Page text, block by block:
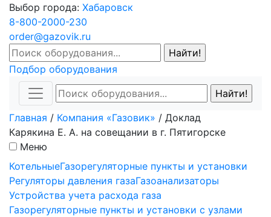
Выбор города: Хабаровск
8-800-2000-230
order@gazovik.ru
Подбор оборудования
Главная / Компания «Газовик» / Доклад
Карякина Е. А. на совещании в г. Пятигорске
Меню
КотельныеГазорегуляторные пункты и установки
Регуляторы давления газаГазоанализаторы
Устройства учета расхода газа
Газорегуляторные пункты и установки с узлами